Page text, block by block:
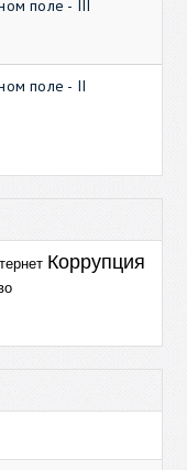
поле - III
поле - II
Коррупция